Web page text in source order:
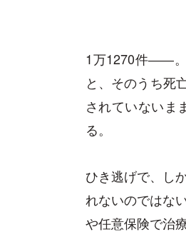
1万1270件――。
と、そのうち死
されていないま
る。
ひき逃げで、し
れないのではな
や任意保険で治